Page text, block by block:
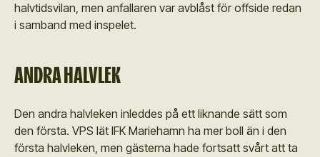
halvtidsvilan, men anfallaren var avblåst för offside redan
i samband med inspelet.
ANDRA HALVLEK
Den andra halvleken inleddes på ett liknande sätt som
den första. VPS lät IFK Mariehamn ha mer boll än i den
första halvleken, men gästerna hade fortsatt svårt att ta